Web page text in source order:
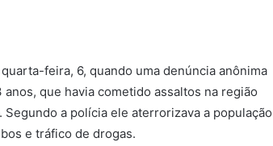
feira, 6, quando uma denúncia anônima
que havia cometido assaltos na região
a polícia ele aterrorizava a população
e tráfico de drogas.